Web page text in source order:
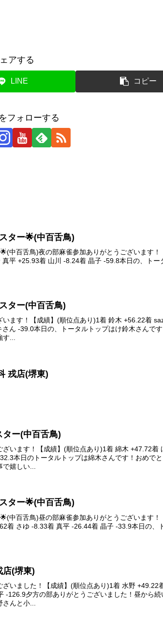
アする
LINE コピー
フォローする
ター🌟(中百舌鳥)
中百舌鳥)夜の部麻雀参加ありがとうございます！
平 +25.93着 山川 -8.24着 晶子 -59.8本日の、トー
ター(中百舌鳥)
います！【成績】(順位点あり)1着 鈴木 +56.22着
ん -39.0本日の、トータルトップはけ鈴木さんです
す...
戎店(堺東)
ー(中百舌鳥)
います！【成績】(順位点あり)1着 綿木 +47.72着
本日のトータルトップは綿木さんです！おめでと
嬉しい...
ター🌟(中百舌鳥)
中百舌鳥)昼の部麻雀参加ありがとうございます！
着 さゆ -8.33着 真平 -26.44着 晶子 -33.9本日の、
店(堺東)
いました！【成績】(順位点あり)1着 水野 +49.22
-126.9夕方の部ありがとうございました！昼から続
んと小...